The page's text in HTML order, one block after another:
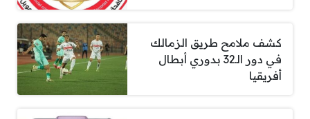
كشف ملامح طريق الزمالك
في دور الـ32 بدوري أبطال
أفريقيا